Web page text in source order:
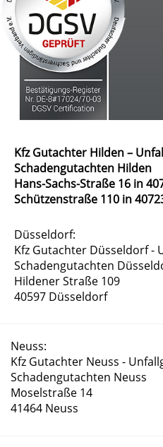
Kfz Gutachter Hilden –
Schadengutachten Hilden
Hans-Sachs-Straße 16 in
Schützenstraße 110 in
Düsseldorf:
Kfz Gutachter Düsseldorf -
Schadengutachten
Hildener Straße 109
40597 Düsseldorf
Neuss:
Kfz Gutachter Neuss -
Schadengutachten Neuss
Moselstraße 14
41464 Neuss